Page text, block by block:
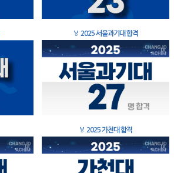
🏅 2025 서울과기대 합격
🏅 2025 가천대 합격